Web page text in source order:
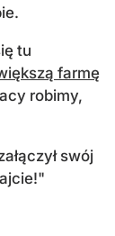
tu
farmę
robimy,
swój